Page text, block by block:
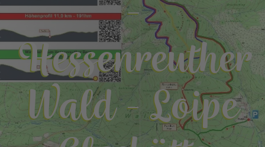
-
Hessenreuther
Wald - Loipe